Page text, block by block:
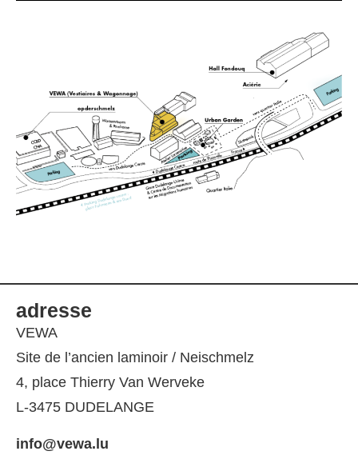
adresse
VEWA
Site de l’ancien laminoir / Neischmelz
4, place Thierry Van Werveke
L-3475 DUDELANGE
info@vewa.lu